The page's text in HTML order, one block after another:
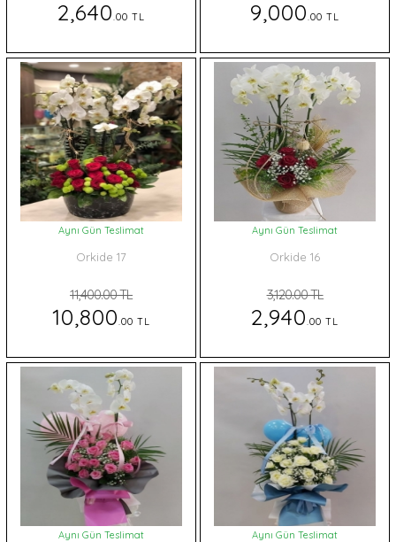
2,640.00 TL 9,000.00 TL
Aynı Gün Teslimat
Orkide 17
11,400.00 TL
10,800.00 TL
Aynı Gün Teslimat
Orkide 16
3,120.00 TL
2,940.00 TL
Aynı Gün Teslimat Aynı Gün Teslimat